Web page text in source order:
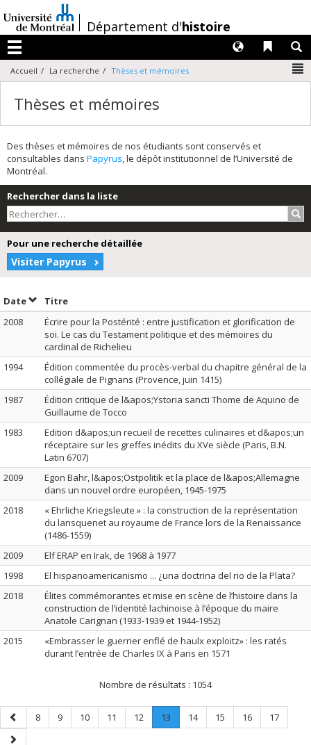
au
contenu
/Département d'histoire
Menu
Liens
Langues
Accueil La recherche Thèses et mémoires
Thèses et mémoires
Des thèses et mémoires de nos étudiants sont conservés et
consultables dans Papyrus, le dépôt institutionnel de l’Université de
Montréal.
Rechercher dans la liste
Pour une recherche détaillée
Visiter Papyrus
DateTrier par date en ordre croissant
Titre
2008
Écrire pour la Postérité : entre justification et glorification de
soi. Le cas du Testament politique et des mémoires du
cardinal de Richelieu
1994
Édition commentée du procès-verbal du chapitre général de la
collégiale de Pignans (Provence, juin 1415)
1987
Édition critique de l&apos;Ystoria sancti Thome de Aquino de
Guillaume de Tocco
1983
Edition d&apos;un recueil de recettes culinaires et d&apos;un
réceptaire sur les greffes inédits du XVe siècle (Paris, B.N.
Latin 6707)
2009
Egon Bahr, l&apos;Ostpolitik et la place de l&apos;Allemagne
dans un nouvel ordre européen, 1945-1975
2018
« Ehrliche Kriegsleute » : la construction de la représentation
du lansquenet au royaume de France lors de la Renaissance
(1486-1559)
2009
Elf ERAP en Irak, de 1968 à 1977
1998
El hispanoamericanismo ... ¿una doctrina del rio de la Plata?
2018
Élites commémorantes et mise en scène de l’histoire dans la
construction de l’identité lachinoise à l’époque du maire
Anatole Carignan (1933-1939 et 1944-1952)
2015
«Embrasser le guerrier enflé de haulx exploitz» : les ratés
durant l’entrée de Charles IX à Paris en 1571
Nombre de résultats : 1054
Page
précédente
Page
8 Page
9 Page
10 Page
11 Page
12 Page
13
Page
Page
14 Page
15 Page
16 Page
17
Page